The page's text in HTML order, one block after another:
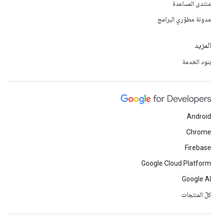
منتدى المساعدة
مدونة مطوّري البرامج
المزيد
بنود الخدمة
Android
Chrome
Firebase
Google Cloud Platform
Google AI
كلّ المنتجات